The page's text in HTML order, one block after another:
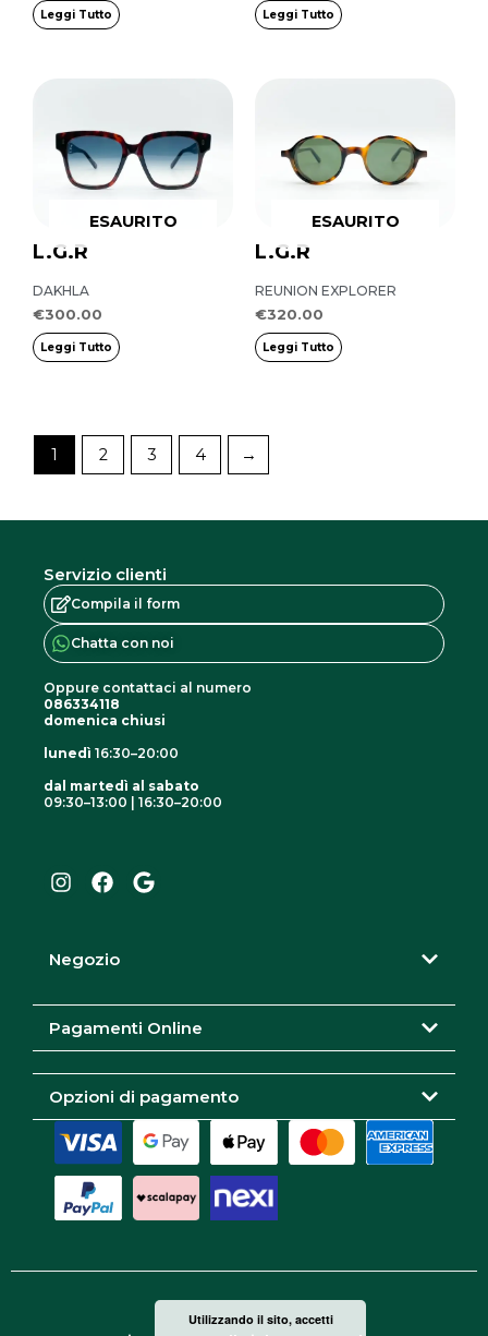
Leggi Tutto Leggi Tutto
L.G.R
ESAURITO
DAKHLA
€300.00
Leggi Tutto
L.G.R
ESAURITO
REUNION EXPLORER
€320.00
Leggi Tutto
1 2 3 4 →
Servizio clienti
Compila il form
Chatta con noi
Oppure contattaci al numero
086334118
domenica chiusi
lunedì 16:30–20:00
dal martedì al sabato
09:30–13:00 | 16:30–20:00
t
r
a
e
o
k
g
Negozio
Pagamenti Online
Opzioni di pagamento
Utilizzando il sito, accetti